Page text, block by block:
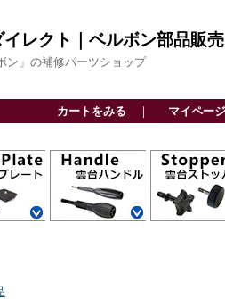
レクト｜ベルボン部品販売
ン」の補修パーツショップ
カートをみる ｜ マイページ